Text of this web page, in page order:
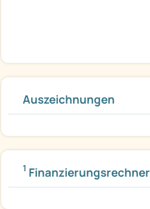
Auszeichnungen
1 Finanzierungsrechner